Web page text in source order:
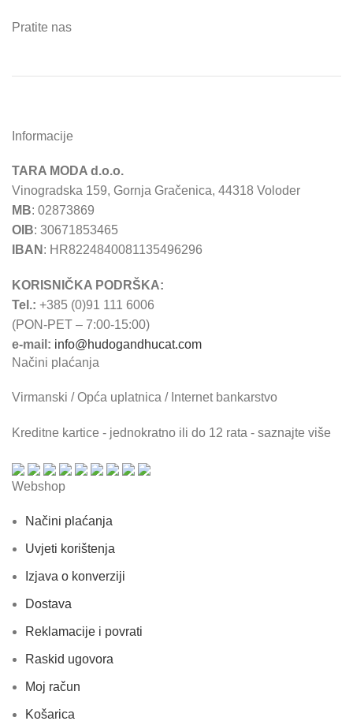
Pratite nas
Informacije
TARA MODA d.o.o.
Vinogradska 159, Gornja Gračenica, 44318 Voloder
MB: 02873869
OIB: 30671853465
IBAN : HR8224840081135496296
KORISNIČKA PODRŠKA:
Tel.: +385 (0)91 111 6006
(PON-PET – 7:00-15:00)
e-mail: info@hudogandhucat.com
Načini plaćanja
Virmanski / Opća uplatnica / Internet bankarstvo
Kreditne kartice - jednokratno ili do 12 rata - saznajte više
Webshop
Načini plaćanja
Uvjeti korištenja
Izjava o konverziji
Dostava
Reklamacije i povrati
Raskid ugovora
Moj račun
Košarica